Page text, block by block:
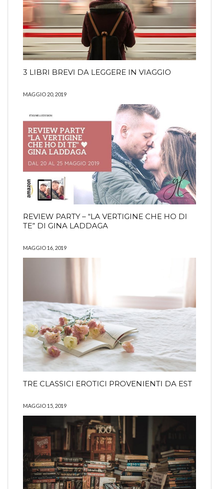
3 LIBRI BREVI DA LEGGERE IN VIAGGIO
MAGGIO 20, 2019
REVIEW PARTY – “LA VERTIGINE CHE HO DI
TE” DI GINA LADDAGA
MAGGIO 16, 2019
TRE CLASSICI EROTICI PROVENIENTI DA EST
MAGGIO 15, 2019